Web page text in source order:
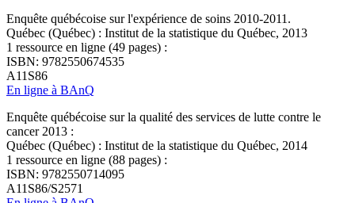
Enquête québécoise sur l'expérience de soins 2010-2011.
Québec (Québec) : Institut de la statistique du Québec, 2013
1 ressource en ligne (49 pages) :
ISBN: 9782550674535
A11S86
En ligne à BAnQ
Enquête québécoise sur la qualité des services de lutte contre le
cancer 2013 :
Québec (Québec) : Institut de la statistique du Québec, 2014
1 ressource en ligne (88 pages) :
ISBN: 9782550714095
A11S86/S2571